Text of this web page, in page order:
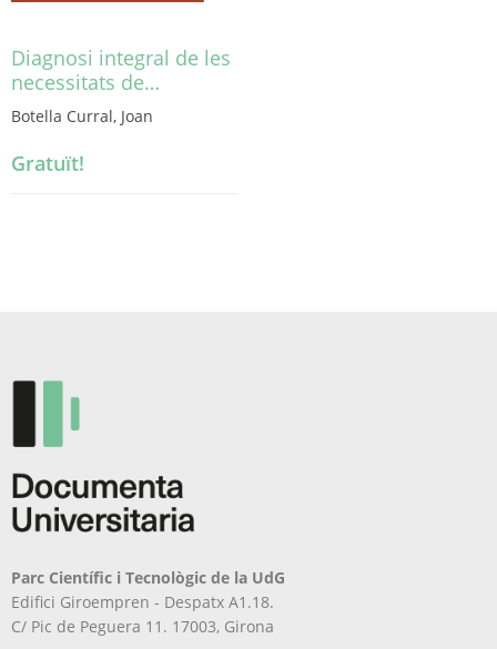
Diagnosi integral de les
necessitats de…
Botella Curral, Joan
Gratuït!
Parc Científic i Tecnològic de la UdG
Edifici Giroempren - Despatx A1.18.
C/ Pic de Peguera 11. 17003, Girona